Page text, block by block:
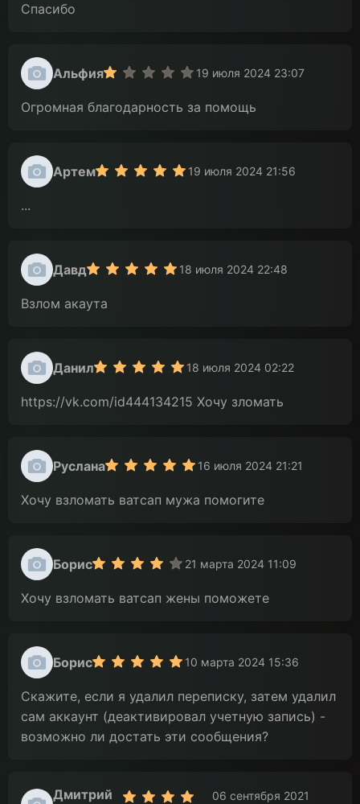
Спасибо
Альфия 19 июля 2024 23:07
Огромная благодарность за помощь
Артем 19 июля 2024 21:56
...
Давд 18 июля 2024 22:48
Взлом акаута
Данил 18 июля 2024 02:22
https://vk.com/id444134215 Хочу зломать
Руслана 16 июля 2024 21:21
Хочу взломать ватсап мужа помогите
Борис 21 марта 2024 11:09
Хочу взломать ватсап жены поможете
Борис 10 марта 2024 15:36
Скажите, если я удалил переписку, затем удалил
сам аккаунт (деактивировал учетную запись) -
возможно ли достать эти сообщения?
Дмитрий
06 сентября 2021